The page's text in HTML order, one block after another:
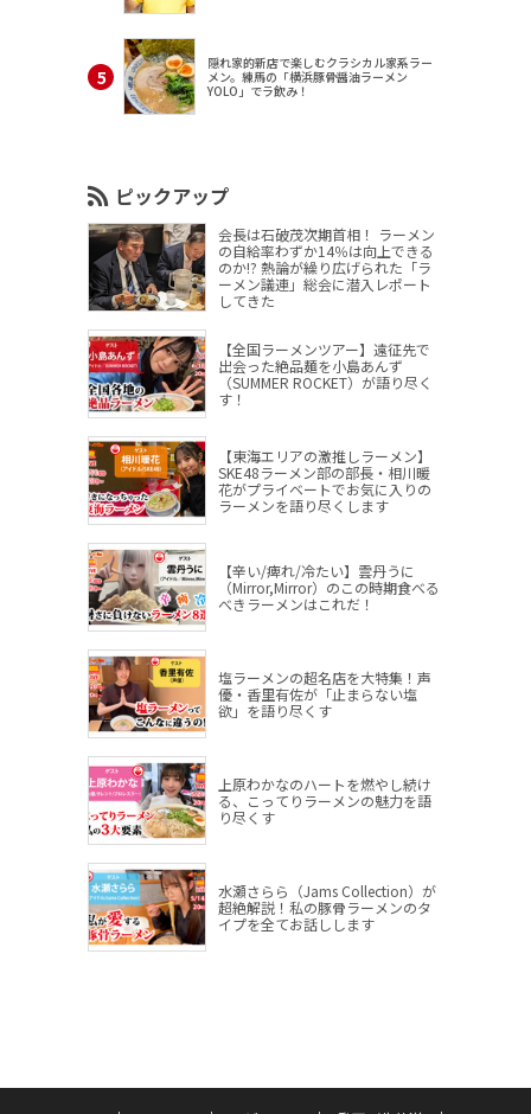
隠れ家的新店で楽しむクラシカル家系ラー
メン。練馬の「横浜豚骨醤油ラーメン
YOLO」でラ飲み！
ピックアップ
会長は石破茂次期首相！ ラーメン
の自給率わずか14％は向上できる
のか!? 熱論が繰り広げられた「ラ
ーメン議連」総会に潜入レポート
してきた
【全国ラーメンツアー】遠征先で
出会った絶品麺を小島あんず
（SUMMER ROCKET）が語り尽く
す！
【東海エリアの激推しラーメン】
SKE48ラーメン部の部長・相川暖
花がプライベートでお気に入りの
ラーメンを語り尽くします
【辛い/痺れ/冷たい】雲丹うに
（Mirror,Mirror）のこの時期食べる
べきラーメンはこれだ！
塩ラーメンの超名店を大特集！声
優・香里有佐が「止まらない塩
欲」を語り尽くす
上原わかなのハートを燃やし続け
る、こってりラーメンの魅力を語
り尽くす
水瀬さらら（Jams Collection）が
超絶解説！私の豚骨ラーメンのタ
イプを全てお話しします